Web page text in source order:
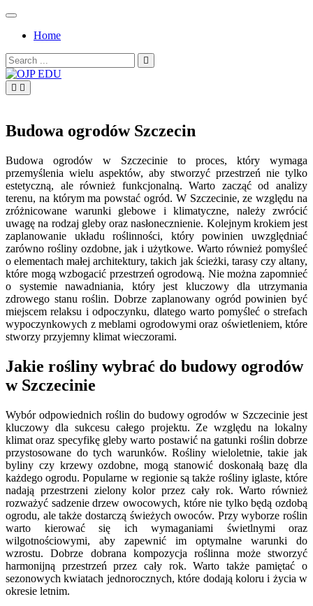
Skip
contentHome
Search
for:
Budowa ogrodów Szczecin
Budowa ogrodów w Szczecinie to proces, który wymaga
przemyślenia wielu aspektów, aby stworzyć przestrzeń nie tylko
estetyczną, ale również funkcjonalną. Warto zacząć od analizy
terenu, na którym ma powstać ogród. W Szczecinie, ze względu na
zróżnicowane warunki glebowe i klimatyczne, należy zwrócić
uwagę na rodzaj gleby oraz nasłonecznienie. Kolejnym krokiem jest
zaplanowanie układu roślinności, który powinien uwzględniać
zarówno rośliny ozdobne, jak i użytkowe. Warto również pomyśleć
o elementach małej architektury, takich jak ścieżki, tarasy czy altany,
które mogą wzbogacić przestrzeń ogrodową. Nie można zapomnieć
o systemie nawadniania, który jest kluczowy dla utrzymania
zdrowego stanu roślin. Dobrze zaplanowany ogród powinien być
miejscem relaksu i odpoczynku, dlatego warto pomyśleć o strefach
wypoczynkowych z meblami ogrodowymi oraz oświetleniem, które
stworzy przyjemny klimat wieczorami.
Jakie rośliny wybrać do budowy ogrodów
w Szczecinie
Wybór odpowiednich roślin do budowy ogrodów w Szczecinie jest
kluczowy dla sukcesu całego projektu. Ze względu na lokalny
klimat oraz specyfikę gleby warto postawić na gatunki roślin dobrze
przystosowane do tych warunków. Rośliny wieloletnie, takie jak
byliny czy krzewy ozdobne, mogą stanowić doskonałą bazę dla
każdego ogrodu. Popularne w regionie są także rośliny iglaste, które
nadają przestrzeni zielony kolor przez cały rok. Warto również
rozważyć sadzenie drzew owocowych, które nie tylko będą ozdobą
ogrodu, ale także dostarczą świeżych owoców. Przy wyborze roślin
warto kierować się ich wymaganiami świetlnymi oraz
wilgotnościowymi, aby zapewnić im optymalne warunki do
wzrostu. Dobrze dobrana kompozycja roślinna może stworzyć
harmonijną przestrzeń przez cały rok. Warto także pamiętać o
sezonowych kwiatach jednorocznych, które dodają koloru i życia w
okresie letnim.